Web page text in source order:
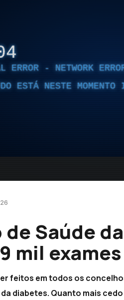
ERROR - NETWORK
ESTÁ NESTE
de Saúde
mil
feitos em todos os
diabetes. Quanto mais